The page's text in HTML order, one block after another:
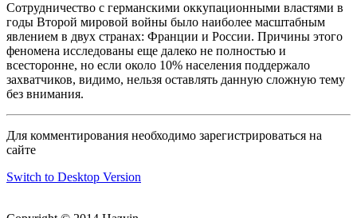
Сотрудничество с германскими оккупационными властями в
годы Второй мировой войны было наиболее масштабным
явлением в двух странах: Франции и России. Причины этого
феномена исследованы еще далеко не полностью и
всесторонне, но если около 10% населения поддержало
захватчиков, видимо, нельзя оставлять данную сложную тему
без внимания.
Для комментирования необходимо зарегистрироваться на
сайте
Switch to Desktop Version